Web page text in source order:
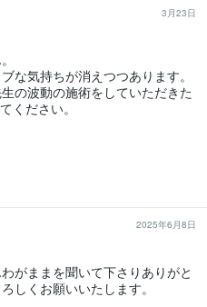
3月23日
な気持ちが消えつつあります。
の波動の施術をしていただきた
ください。
2025年6月8日
がままを聞いて下さりありがと
しくお願いいたします。